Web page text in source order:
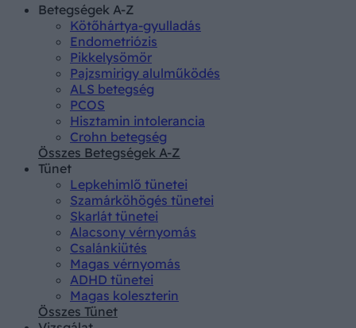
Betegségek A-Z
Kötőhártya-gyulladás
Endometriózis
Pikkelysömör
Pajzsmirigy alulműködés
ALS betegség
PCOS
Hisztamin intolerancia
Crohn betegség
Összes Betegségek A-Z
Tünet
Lepkehimlő tünetei
Szamárköhögés tünetei
Skarlát tünetei
Alacsony vérnyomás
Csalánkiütés
Magas vérnyomás
ADHD tünetei
Magas koleszterin
Összes Tünet